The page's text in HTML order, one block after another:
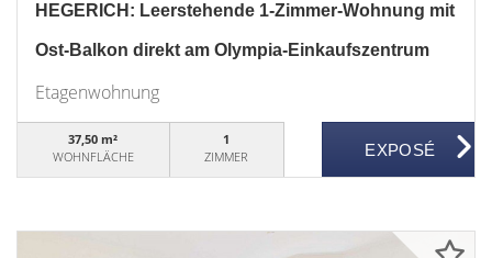
HEGERICH: Leerstehende 1-Zimmer-Wohnung mit
Ost-Balkon direkt am Olympia-Einkaufszentrum
Etagenwohnung
37,50 m²
WOHNFLÄCHE
1
ZIMMER